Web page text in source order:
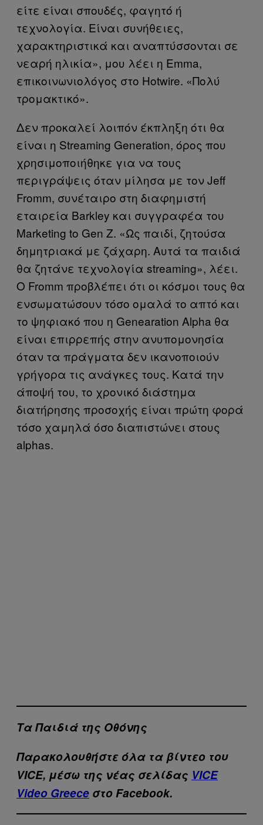
είτε είναι σπουδές, φαγητό ή
τεχνολογία. Είναι συνήθειες,
χαρακτηριστικά και αναπτύσσονται σε
νεαρή ηλικία», μου λέει η Emma,
επικοινωνιολόγος στο Hotwire. «Πολύ
τρομακτικό».
Δεν προκαλεί λοιπόν έκπληξη ότι θα
είναι η Streaming Generation, όρος που
χρησιμοποιήθηκε για να τους
περιγράψεις όταν μίλησα με τον Jeff
Fromm, συνέταιρο στη διαφημιστή
εταιρεία Barkley και συγγραφέα του
Marketing to Gen Z. «Ως παιδί, ζητούσα
δημητριακά με ζάχαρη. Αυτά τα παιδιά
θα ζητάνε τεχνολογία streaming», λέει.
O Fromm προβλέπει ότι οι κόσμοι τους θα
ενσωματώσουν τόσο ομαλά το απτό και
το ψηφιακό που η Genearation Alpha θα
είναι επιρρεπής στην ανυπομονησία
όταν τα πράγματα δεν ικανοποιούν
γρήγορα τις ανάγκες τους. Κατά την
άποψή του, το χρονικό διάστημα
διατήρησης προσοχής είναι πρώτη φορά
τόσο χαμηλά όσο διαπιστώνει στους
alphas.
Τα Παιδιά της Οθόνης
Παρακολουθήστε όλα τα βίντεo του
VICE, μέσω της νέας σελίδας VICE
Video Greece στο Facebook.